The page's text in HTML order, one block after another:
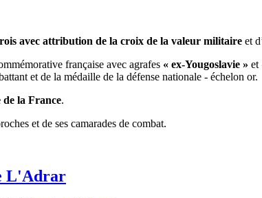
avec attribution de la croix de la valeur militaire et
française avec agrafes « ex-Yougoslavie » et
et de la médaille de la défense nationale - échelon or.
de la France.
et de ses camarades de combat.
L'Adrar